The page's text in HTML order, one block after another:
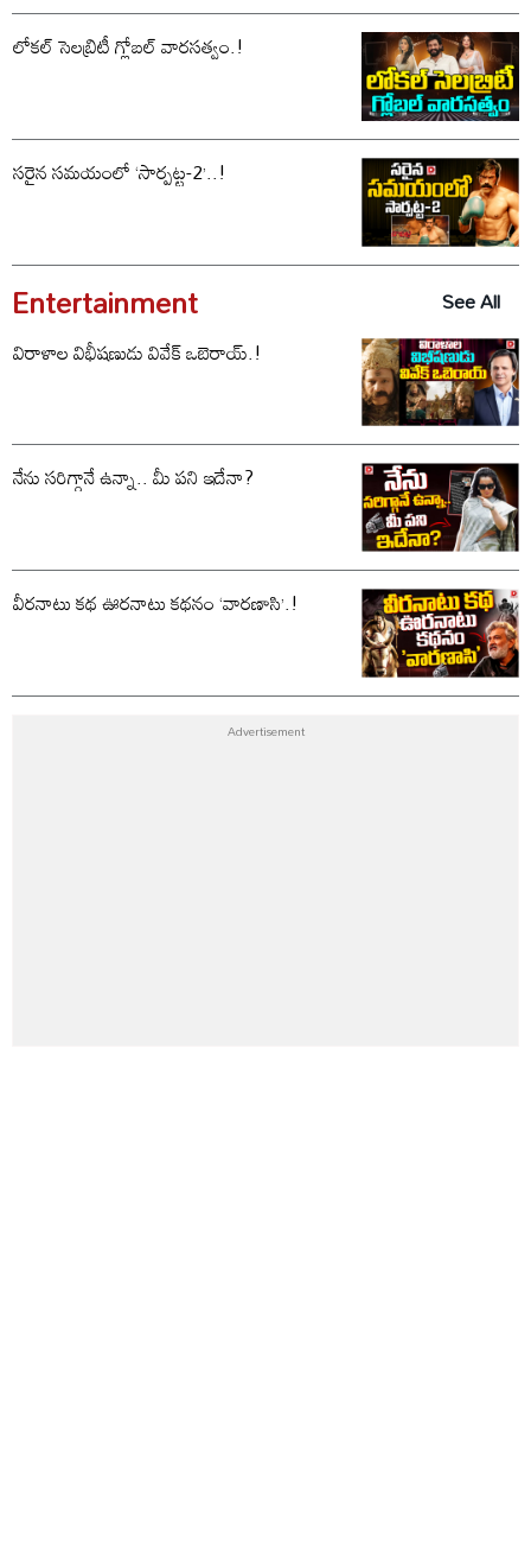
లోకల్ సెలబ్రిటీ గ్లోబల్ వారసత్వం.!
సరైన సమయంలో ‘సార్పట్ట-2’..!
Entertainment
See All
విరాళాల విభీషణుడు వివేక్ ఒబెరాయ్.!
నేను సరిగ్గానే ఉన్నా.. మీ పని ఇదేనా?
వీరనాటు కథ ఊరనాటు కథనం ‘వారణాసి’.!